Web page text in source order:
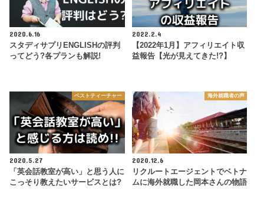
2020.6.16
スタディサプリENGLISHの評判
ってどう?各プランも解説!
2022.2.4
【2022年1月】アフィリエイト収
益報告【光が見えてきた!?】
ベストティーチャー
2020.5.27
「英会話教室が高い」と思う人に
こっそり教えたいサービスとは?
海外就職者の声
2020.12.6
リクルートエージェントでベトナ
ムに海外就職した岡本さんの物語